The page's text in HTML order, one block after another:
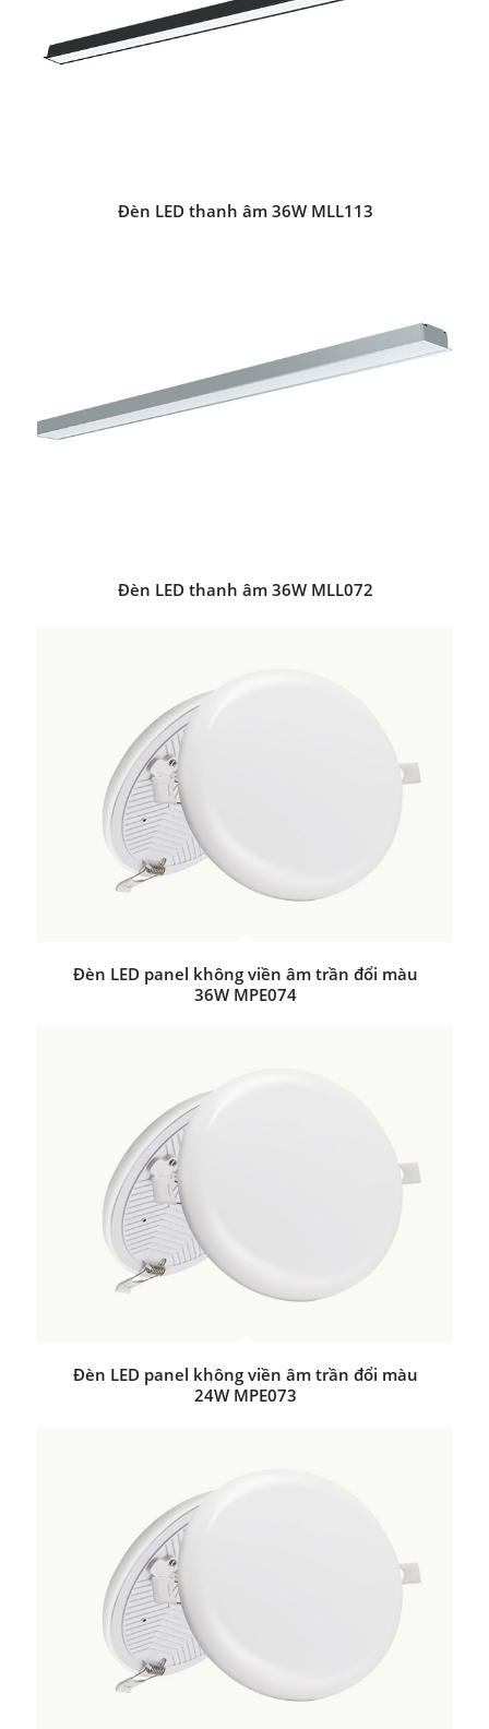
Đèn LED thanh âm 36W MLL113
Đèn LED thanh âm 36W MLL072
Đèn LED panel không viền âm trần đổi màu
36W MPE074
Đèn LED panel không viền âm trần đổi màu
24W MPE073